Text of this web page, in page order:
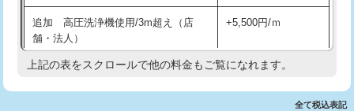
排水管工事（追加 排水管工事/3ｍ超
え）
マス交換（土の掘削・埋め戻し作業） 11,000円~
追加 高圧洗浄機使用/3m超え（店
舗・法人）
+5,500円/ｍ
高度高圧洗浄換 現地調査
上記の表をスクロールで他の料金もご覧になれます。
全て税込表記